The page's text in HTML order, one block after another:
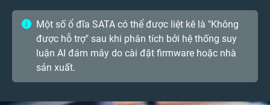
Một số ổ đĩa SATA có thể được liệt kê là "Không
được hỗ trợ" sau khi phân tích bởi hệ thống suy
luận AI đám mây do cài đặt firmware hoặc nhà
sản xuất.